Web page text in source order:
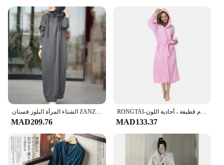
الشتاء المرأة البلوز فستان ZANZEA عادية كم طويل هوديس Vestidos ماكسي فساتين رداء فام خمر الصلبة قناع السترة
MAD209.76
RONGTAI-رداء حمام نسائي بغطاء رأس ، ثوب نوم نسائي صوفي ، أرواب طويلة دافئة ، ملابس نوم قطيفة ، أحادية اللون
MAD133.37